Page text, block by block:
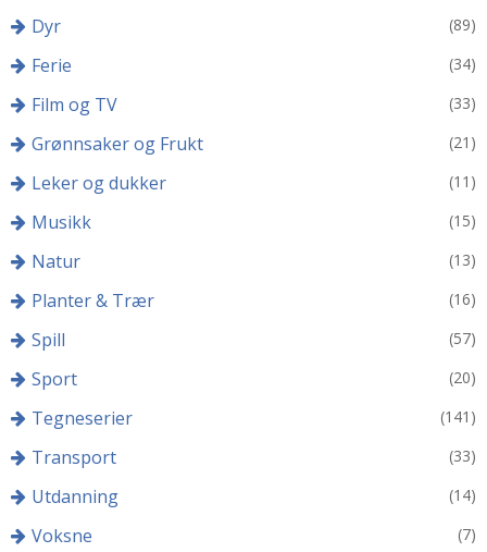
Dyr (89)
Ferie (34)
Film og TV (33)
Grønnsaker og Frukt (21)
Leker og dukker (11)
Musikk (15)
Natur (13)
Planter & Trær (16)
Spill (57)
Sport (20)
Tegneserier (141)
Transport (33)
Utdanning (14)
Voksne (7)